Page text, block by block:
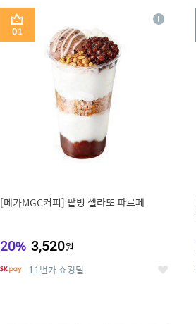
1
[메가MGC커피] 팥빙 젤라또 파르페
20% 3,520원
11번가 쇼킹딜 좋
상